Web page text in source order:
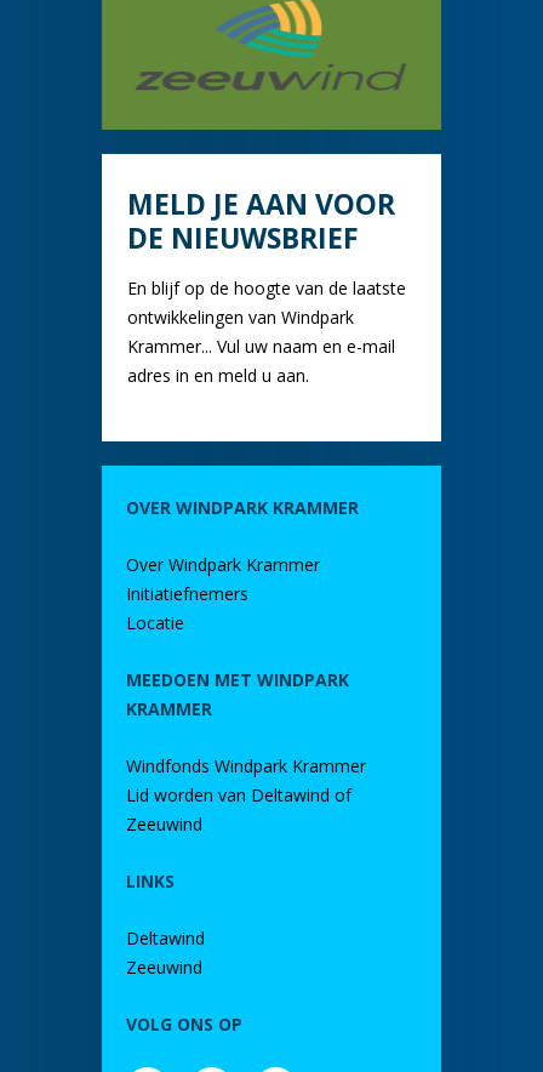
MELD JE AAN VOOR
DE NIEUWSBRIEF
En blijf op de hoogte van de laatste
ontwikkelingen van Windpark
Krammer... Vul uw naam en e-mail
adres in en meld u aan.
OVER WINDPARK KRAMMER
Over Windpark Krammer
Initiatiefnemers
Locatie
MEEDOEN MET WINDPARK
KRAMMER
Windfonds Windpark Krammer
Lid worden van Deltawind of
Zeeuwind
LINKS
Deltawind
Zeeuwind
VOLG ONS OP